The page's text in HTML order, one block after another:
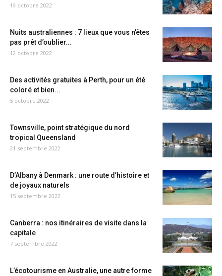
19 octobre 2022
Nuits australiennes : 7 lieux que vous n’êtes
pas prêt d’oublier...
12 octobre 2022
Des activités gratuites à Perth, pour un été
coloré et bien...
5 octobre 2022
Townsville, point stratégique du nord
tropical Queensland
21 septembre 2022
D’Albany à Denmark : une route d’histoire et
de joyaux naturels
15 septembre 2022
Canberra : nos itinéraires de visite dans la
capitale
7 septembre 2022
L’écotourisme en Australie, une autre forme